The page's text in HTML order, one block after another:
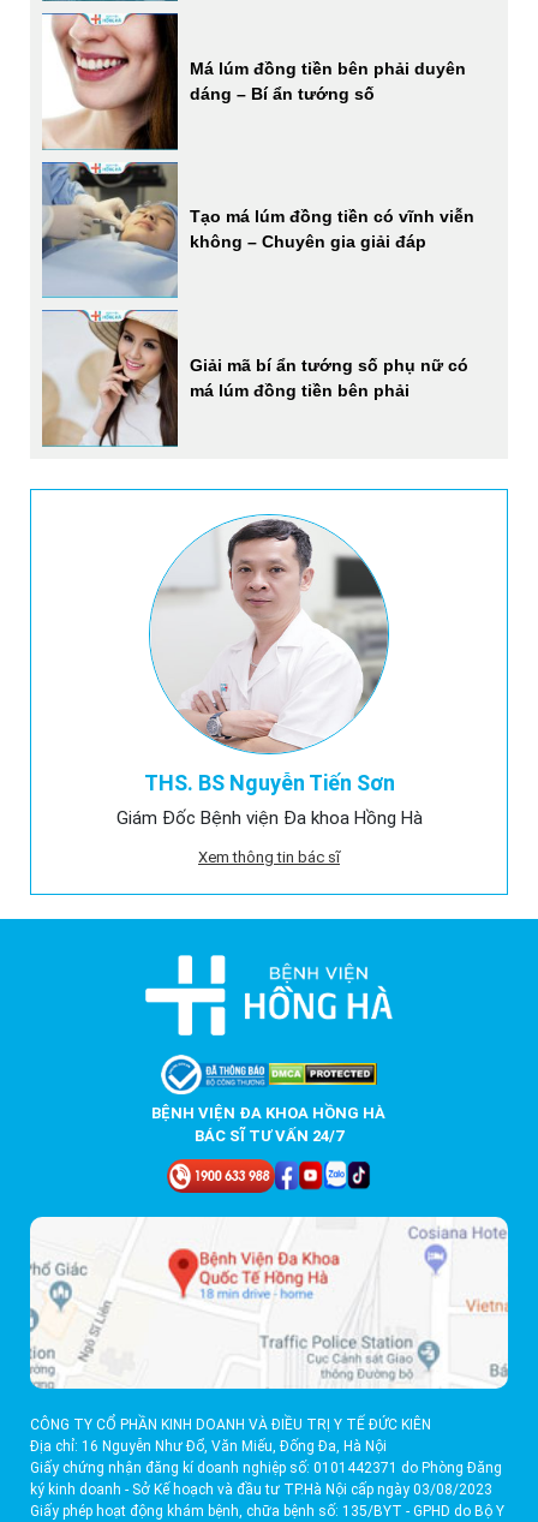
THS. BS Nguyễn Tiến Sơn
Giám Đốc Bệnh viện Đa khoa Hồng Hà
Xem thông tin bác sĩ
Má lúm đồng tiền bên phải duyên
dáng – Bí ẩn tướng số
Tạo má lúm đồng tiền có vĩnh viễn
không – Chuyên gia giải đáp
Giải mã bí ẩn tướng số phụ nữ có
má lúm đồng tiền bên phải
BỆNH VIỆN ĐA KHOA HỒNG HÀ
BÁC SĨ TƯ VẤN 24/7
CÔNG TY CỔ PHẦN KINH DOANH VÀ ĐIỀU TRỊ Y TẾ ĐỨC KIÊN
Địa chỉ: 16 Nguyễn Như Đổ, Văn Miếu, Đống Đa, Hà Nội
Giấy chứng nhận đăng kí doanh nghiệp số: 0101442371 do Phòng Đăng
ký kinh doanh - Sở Kế hoạch và đầu tư TP.Hà Nội cấp ngày 03/08/2023
Giấy phép hoạt động khám bệnh, chữa bệnh số: 135/BYT - GPHD do Bộ Y